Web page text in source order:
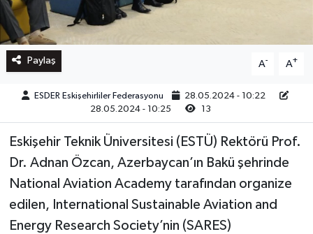
Paylaş A- A+
ESDER Eskişehirliler Federasyonu
28.05.2024 - 10:22
28.05.2024 - 10:25
13
Eskişehir Teknik Üniversitesi (ESTÜ) Rektörü Prof.
Dr. Adnan Özcan, Azerbaycan’ın Bakü şehrinde
National Aviation Academy tarafından organize
edilen, International Sustainable Aviation and
Energy Research Society’nin (SARES)